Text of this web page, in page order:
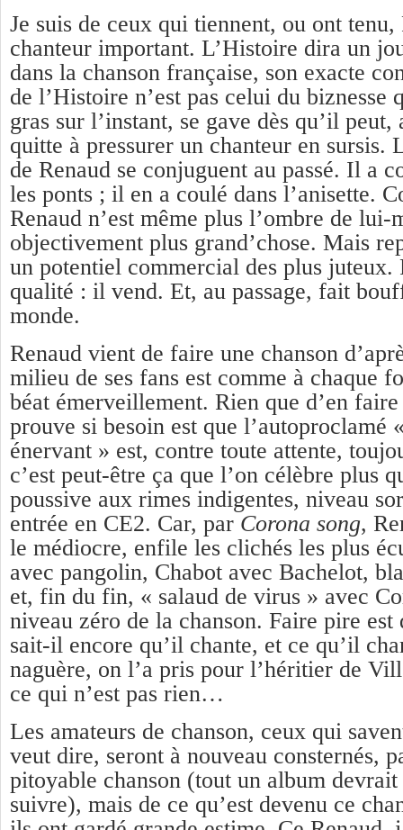
Je suis de ceux qui tiennent, ou ont tenu,
chanteur important. L’Histoire dira un
dans la chanson française, son exacte
de l’Histoire n’est pas celui du
gras sur l’instant, se gave dès qu’il peut,
quitte à pressurer un chanteur en sursis.
de Renaud se conjuguent au passé. Il a
les ponts ; il en a coulé dans l’anisette.
Renaud n’est même plus l’ombre de lui-
objectivement plus grand’chose. Mais
un potentiel commercial des plus juteux.
qualité : il vend. Et, au passage, fait
monde.
Renaud vient de faire une chanson
milieu de ses fans est comme à chaque
béat émerveillement. Rien que d’en
prouve si besoin est que l’autoproclamé
énervant » est, contre toute attente,
c’est peut-être ça que l’on célèbre plus
poussive aux rimes indigentes, niveau
entrée en CE2. Car, par Corona song,
le médiocre, enfile les clichés les plus
avec pangolin, Chabot avec Bachelot,
et, fin du fin, « salaud de virus » avec
niveau zéro de la chanson. Faire pire
sait-il encore qu’il chante, et ce qu’il
naguère, on l’a pris pour l’héritier de
ce qui n’est pas rien…
Les amateurs de chanson, ceux qui
veut dire, seront à nouveau consternés,
pitoyable chanson (tout un album
suivre), mais de ce qu’est devenu ce